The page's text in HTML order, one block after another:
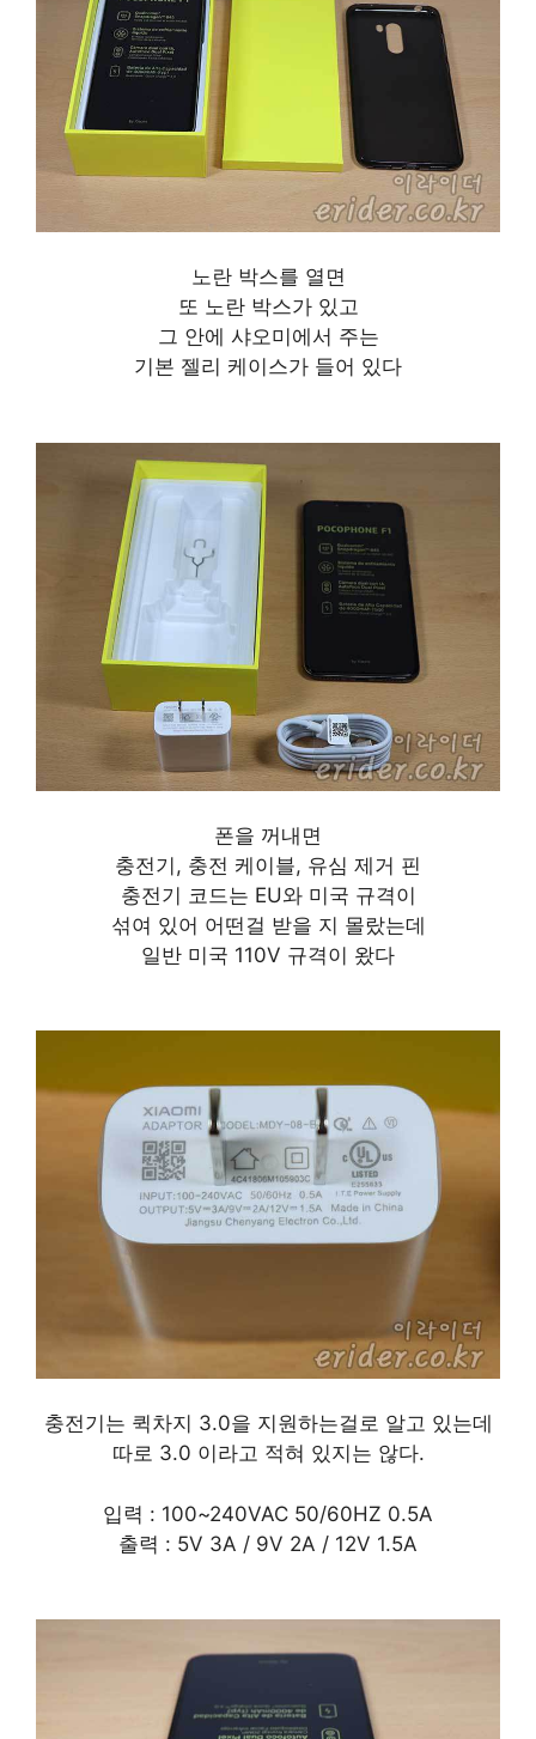
노란 박스를 열면
또 노란 박스가 있고
그 안에 샤오미에서 주는
기본 젤리 케이스가 들어 있다
폰을 꺼내면
충전기, 충전 케이블, 유심 제거 핀
충전기 코드는 EU와 미국 규격이
섞여 있어 어떤걸 받을 지 몰랐는데
일반 미국 110V 규격이 왔다
충전기는 퀵차지 3.0을 지원하는걸로 알고 있는데
따로 3.0 이라고 적혀 있지는 않다.
입력 : 100~240VAC 50/60HZ 0.5A
출력 : 5V 3A / 9V 2A / 12V 1.5A